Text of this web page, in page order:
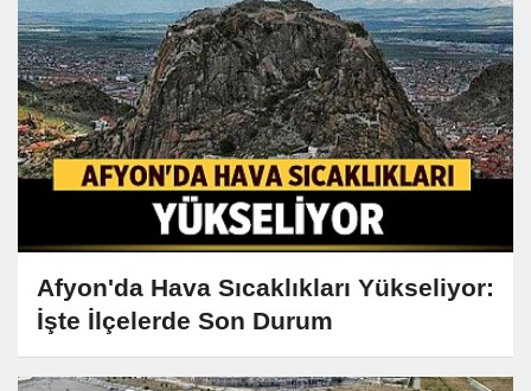
Afyon'da Hava Sıcaklıkları Yükseliyor:
İşte İlçelerde Son Durum